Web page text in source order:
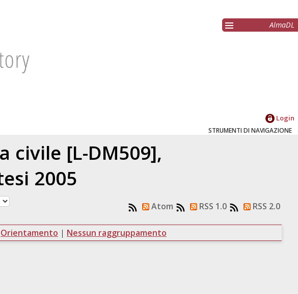
AlmaDL
Login
STRUMENTI DI NAVIGAZIONE
civile [L-DM509],
2005
Atom RSS 1.0 RSS 2.0
Orientamento | Nessun raggruppamento